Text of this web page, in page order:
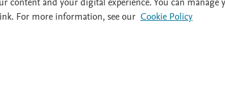
For more information, see our Cookie Policy